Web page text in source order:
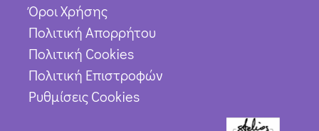
Όροι Χρήσης
Πολιτική Απορρήτου
Πολιτική Cookies
Πολιτική Επιστροφών
Ρυθμίσεις Cookies